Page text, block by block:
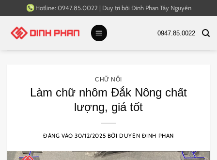
qua
Hotline: 0947.85.0022 | Duy trì bởi Đinh Phan Tây Nguyên
0947.85.0022
CHỮ NỔI
Làm chữ nhôm Đắk Nông chất
lượng, giá tốt
ĐĂNG VÀO30/12/2025 BỞI DUYÊN ĐINH PHAN